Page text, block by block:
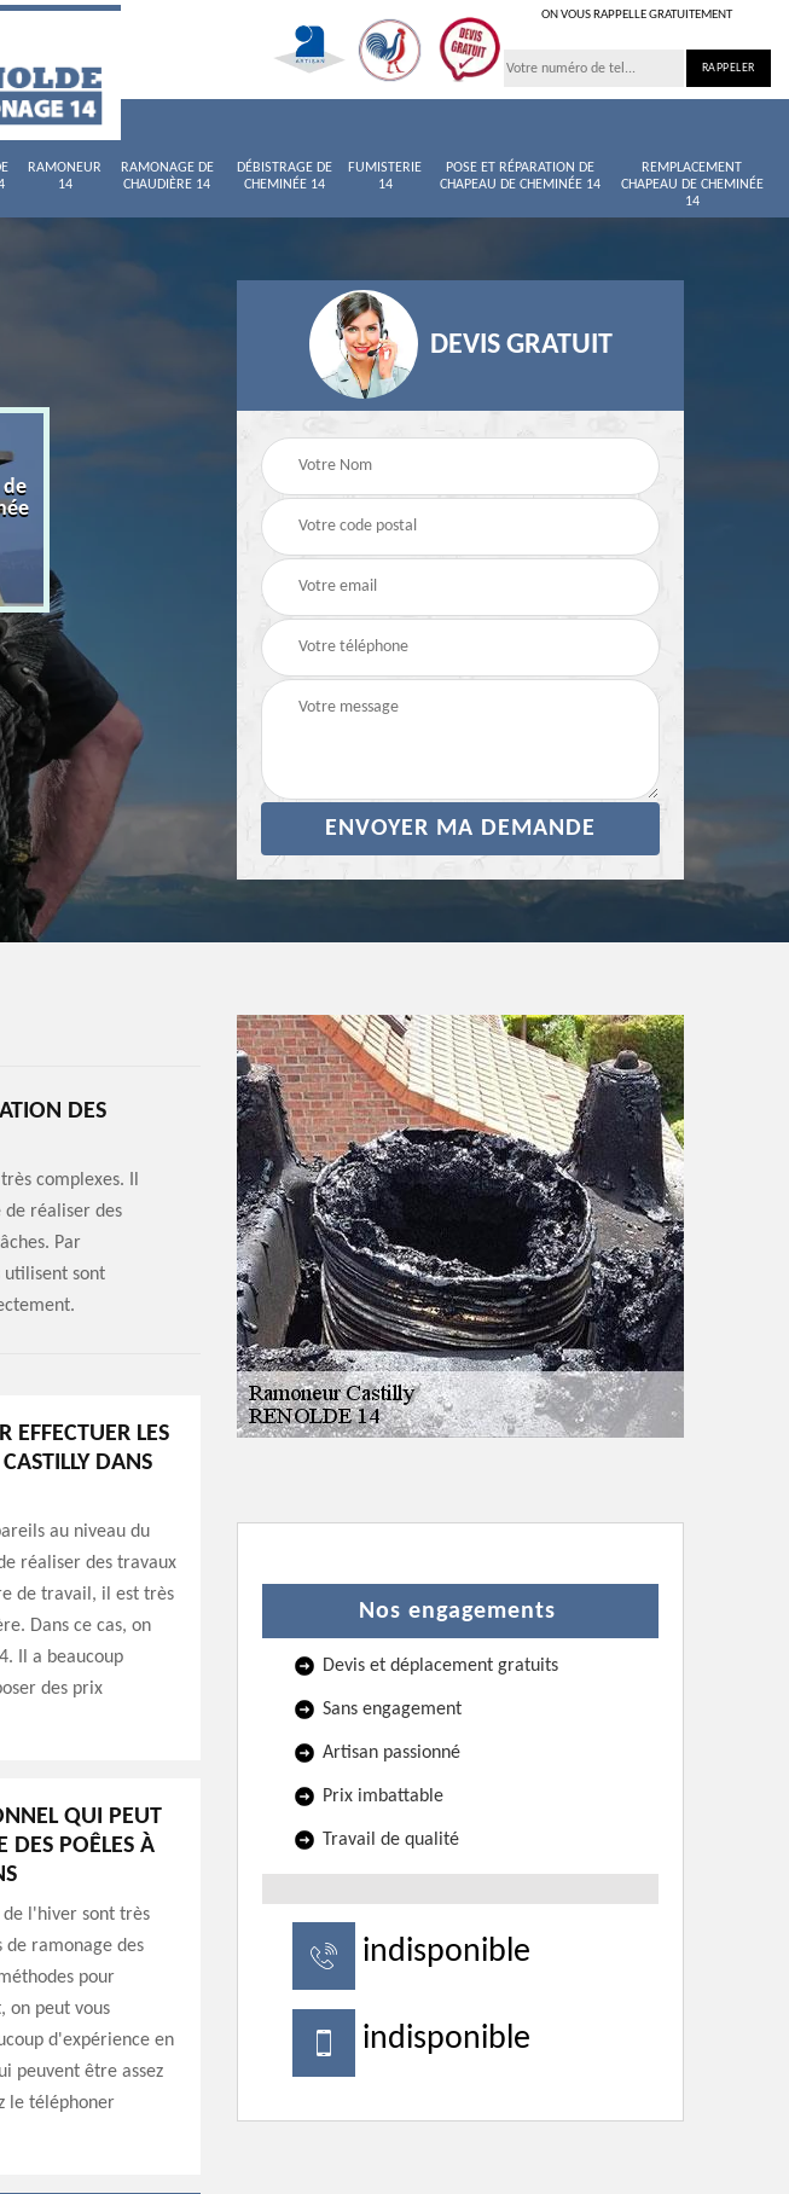
ON VOUS RAPPELLE GRATUITEMENT
RAMONEUR
14
RAMONAGE DE
CHAUDIÈRE 14
DÉBISTRAGE DE
CHEMINÉE 14
FUMISTERIE
14
POSE ET RÉPARATION DE
CHAPEAU DE CHEMINÉE 14
REMPLACEMENT
CHAPEAU DE CHEMINÉE
14
de
Tubage de cheminée
Entretien de cheminée
Ramoneur 14
DEVIS GRATUIT
DES
complexes. Il
de réaliser des
Par
utilisent sont
EFFECTUER LES
DANS
au niveau du
réaliser des travaux
de travail, il est très
Dans ce cas, on
Il a beaucoup
des prix
QUI PEUT
DES POÊLES À
l'hiver sont très
ramonage des
pour
on peut vous
d'expérience en
peuvent être assez
le téléphoner
Nos engagements
Devis et déplacement gratuits
Sans engagement
Artisan passionné
Prix imbattable
Travail de qualité
indisponible
indisponible